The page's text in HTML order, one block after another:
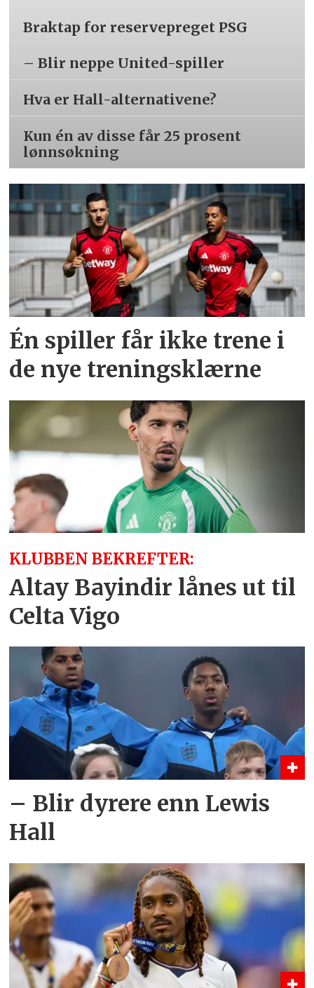
Braktap for reservepreget PSG
– Blir neppe United-spiller
Hva er Hall-alternativene?
Kun én av disse får 25 prosent
lønnsøkning
Én spiller får ikke trene i
de nye treningsklærne
KLUBBEN BEKREFTER:
Altay Bayindir lånes ut til
Celta Vigo
– Blir dyrere enn Lewis
Hall